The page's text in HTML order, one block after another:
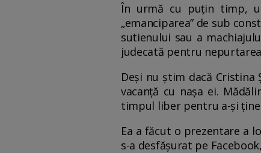
În urmă cu puțin timp,
„emanciparea” de sub
sutienului sau a
judecată pentru
Deși nu știm dacă
vacanță cu nașa ei.
timpul liber pentru a-și
Ea a făcut o prezentare a
s-a desfășurat pe